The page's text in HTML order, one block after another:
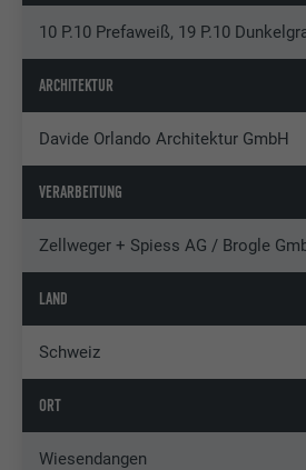
10 P.10 Prefaweiß, 19 P.10
ARCHITEKTUR
Davide Orlando Architektur GmbH
VERARBEITUNG
Zellweger + Spiess AG / Brogle
LAND
Schweiz
ORT
Wiesendangen